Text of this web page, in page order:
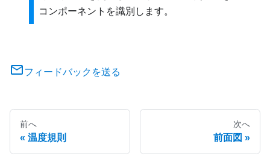
コンポーネントを識別します。
フィードバックを送る
前へ
温度規則
次へ
前面図